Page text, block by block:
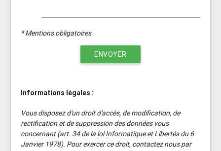
* Mentions obligatoires
ENVOYER
Informations légales :
Vous disposez d'un droit d'accès, de modification, de
rectification et de suppression des données vous
concernant (art. 34 de la loi Informatique et Libertés du 6
Janvier 1978). Pour exercer ce droit, contactez nous par